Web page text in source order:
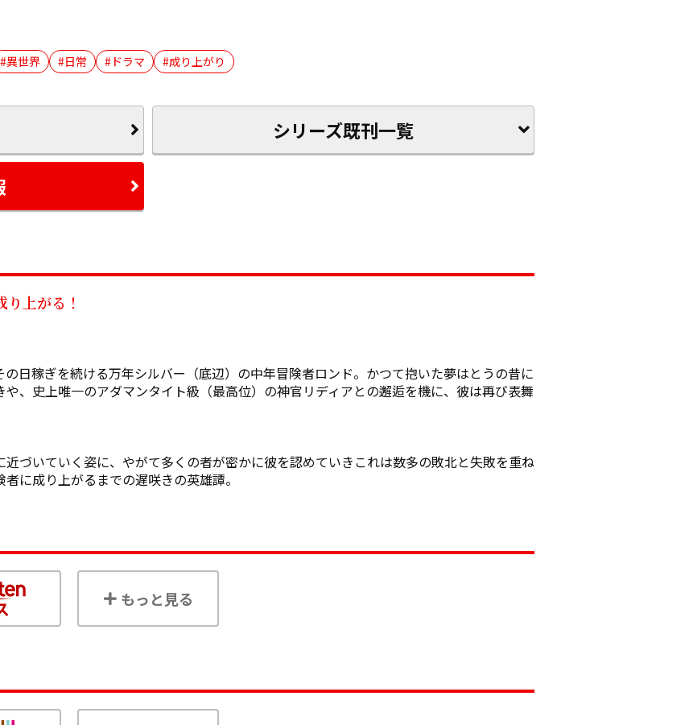
異世界 日常 ドラマ 成り上がり
シリーズ既刊一覧
上がる！
日稼ぎを続ける万年シルバー（底辺）の中年冒険者ロンド。かつて抱いた夢はとうの昔に
、史上唯一のアダマンタイト級（最高位）の神官リディアとの邂逅を機に、彼は再び表舞
づいていく姿に、やがて多くの者が密かに彼を認めていき――これは数多の敗北と失敗を重ね
に成り上がるまでの遅咲きの英雄譚。
もっと見る